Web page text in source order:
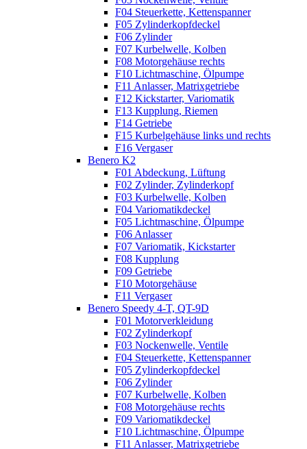
F04 Steuerkette, Kettenspanner
F05 Zylinderkopfdeckel
F06 Zylinder
F07 Kurbelwelle, Kolben
F08 Motorgehäuse rechts
F10 Lichtmaschine, Ölpumpe
F11 Anlasser, Matrixgetriebe
F12 Kickstarter, Variomatik
F13 Kupplung, Riemen
F14 Getriebe
F15 Kurbelgehäuse links und rechts
F16 Vergaser
Benero K2
F01 Abdeckung, Lüftung
F02 Zylinder, Zylinderkopf
F03 Kurbelwelle, Kolben
F04 Variomatikdeckel
F05 Lichtmaschine, Ölpumpe
F06 Anlasser
F07 Variomatik, Kickstarter
F08 Kupplung
F09 Getriebe
F10 Motorgehäuse
F11 Vergaser
Benero Speedy 4-T, QT-9D
F01 Motorverkleidung
F02 Zylinderkopf
F03 Nockenwelle, Ventile
F04 Steuerkette, Kettenspanner
F05 Zylinderkopfdeckel
F06 Zylinder
F07 Kurbelwelle, Kolben
F08 Motorgehäuse rechts
F09 Variomatikdeckel
F10 Lichtmaschine, Ölpumpe
F11 Anlasser, Matrixgetriebe